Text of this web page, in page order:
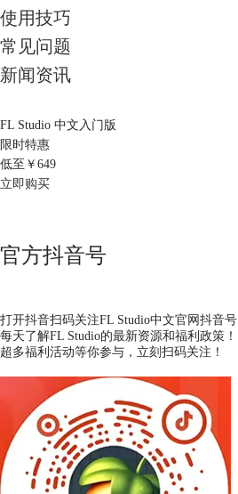
使用技巧
常见问题
新闻资讯
FL Studio 中文入门版
限时特惠
低至￥ 649
立即购买
官方抖音号
打开抖音扫码关注FL Studio中文官网抖音号
每天了解FL Studio的最新资源和福利政策！
超多福利活动等你参与，立刻扫码关注！